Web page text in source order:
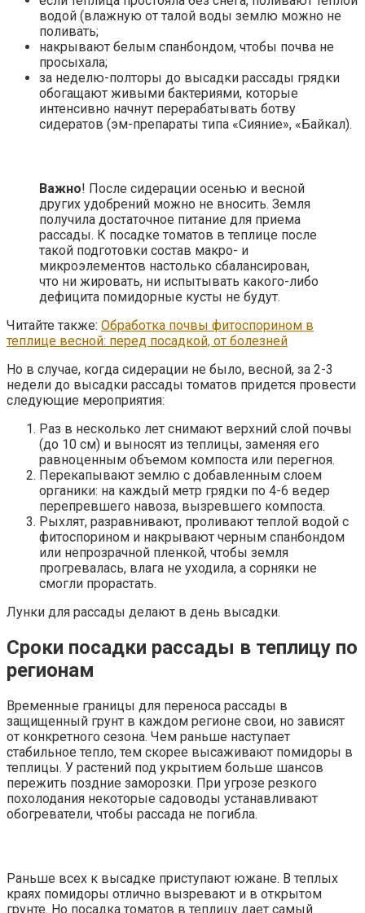
водой (влажную от талой воды землю можно не
поливать;
накрывают белым спанбондом, чтобы почва не
просыхала;
за неделю-полторы до высадки рассады грядки
обогащают живыми бактериями, которые
интенсивно начнут перерабатывать ботву
сидератов (эм-препараты типа «Сияние», «Байкал).
Важно! После сидерации осенью и весной
других удобрений можно не вносить. Земля
получила достаточное питание для приема
рассады. К посадке томатов в теплице после
такой подготовки состав макро- и
микроэлементов настолько сбалансирован,
что ни жировать, ни испытывать какого-либо
дефицита помидорные кусты не будут.
Читайте также: Обработка почвы фитоспорином в
теплице весной: перед посадкой, от болезней
Но в случае, когда сидерации не было, весной, за 2-3
недели до высадки рассады томатов придется провести
следующие мероприятия:
Раз в несколько лет снимают верхний слой почвы
(до 10 см) и выносят из теплицы, заменяя его
равноценным объемом компоста или перегноя.
Перекапывают землю с добавленным слоем
органики: на каждый метр грядки по 4-6 ведер
перепревшего навоза, вызревшего компоста.
Рыхлят, разравнивают, проливают теплой водой с
фитоспорином и накрывают черным спанбондом
или непрозрачной пленкой, чтобы земля
прогревалась, влага не уходила, а сорняки не
смогли прорастать.
Лунки для рассады делают в день высадки.
Сроки посадки рассады в теплицу по
регионам
Временные границы для переноса рассады в
защищенный грунт в каждом регионе свои, но зависят
от конкретного сезона. Чем раньше наступает
стабильное тепло, тем скорее высаживают помидоры в
теплицы. У растений под укрытием больше шансов
пережить поздние заморозки. При угрозе резкого
похолодания некоторые садоводы устанавливают
обогреватели, чтобы рассада не погибла.
Раньше всех к высадке приступают южане. В теплых
краях помидоры отлично вызревают и в открытом
грунте. Но посадка томатов в теплицу дает самый